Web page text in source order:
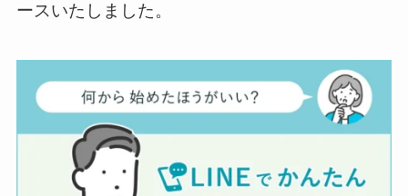
ースいたしました。